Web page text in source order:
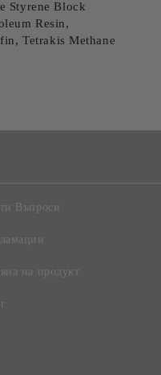
Styrene Block
Resin,
Tetrakis Methane
Въпроси
на продукт